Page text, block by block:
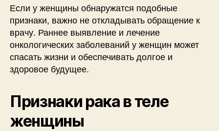
Если у женщины обнаружатся подобные
признаки, важно не откладывать обращение к
врачу. Раннее выявление и лечение
онкологических заболеваний у женщин может
спасать жизни и обеспечивать долгое и
здоровое будущее.
Признаки рака в теле
женщины